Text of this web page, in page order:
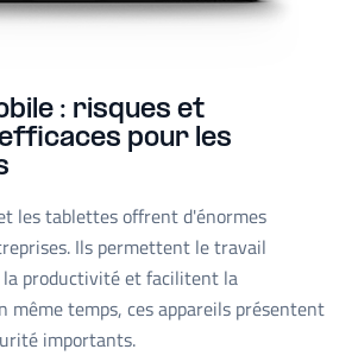
: risques et
pour les
les tablettes offrent d'énormes
Ils permettent le travail
productivité et facilitent la
même temps, ces appareils présentent
importants.